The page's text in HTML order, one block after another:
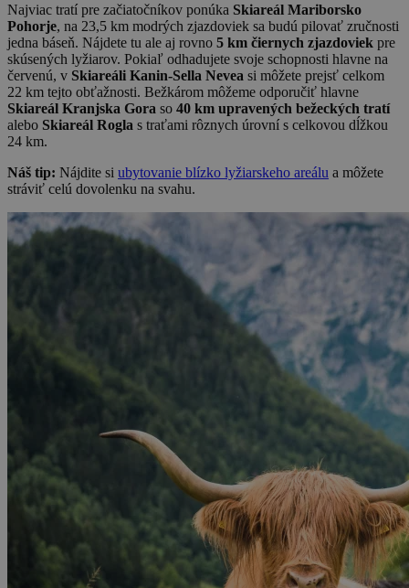
Najviac tratí pre začiatočníkov ponúka Skiareál Mariborsko
Pohorje, na 23,5 km modrých zjazdoviek sa budú pilovať zručnosti
jedna báseň. Nájdete tu ale aj rovno 5 km čiernych zjazdoviek pre
skúsených lyžiarov. Pokiaľ odhadujete svoje schopnosti hlavne na
červenú, v Skiareáli Kanin-Sella Nevea si môžete prejsť celkom
22 km tejto obťažnosti. Bežkárom môžeme odporučiť hlavne
Skiareál Kranjska Gora so 40 km upravených bežeckých tratí
alebo Skiareál Rogla s traťami rôznych úrovní s celkovou dĺžkou
24 km.
Náš tip: Nájdite si ubytovanie blízko lyžiarskeho areálu a môžete
stráviť celú dovolenku na svahu.